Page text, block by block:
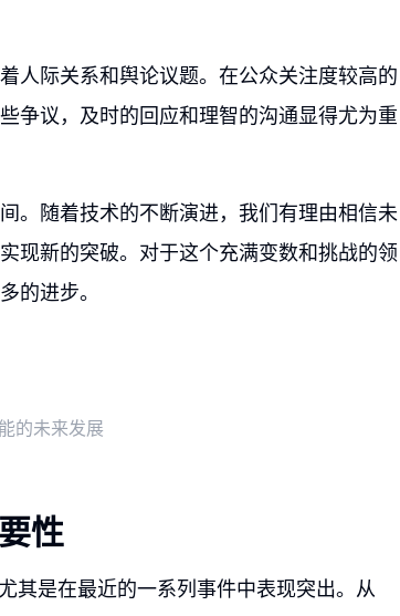
人际关系和舆论议题。在公众关注度较高的
争议，及时的回应和理智的沟通显得尤为重
。随着技术的不断演进，我们有理由相信未
现新的突破。对于这个充满变数和挑战的领
的进步。
的未来发展
性
其是在最近的一系列事件中表现突出。从